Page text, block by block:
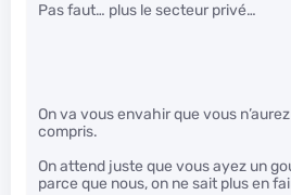
Pas faut… plus le secteur privé…
On va vous envahir que vous
compris.
On attend juste que vous ayez un
parce que nous, on ne sait plus en